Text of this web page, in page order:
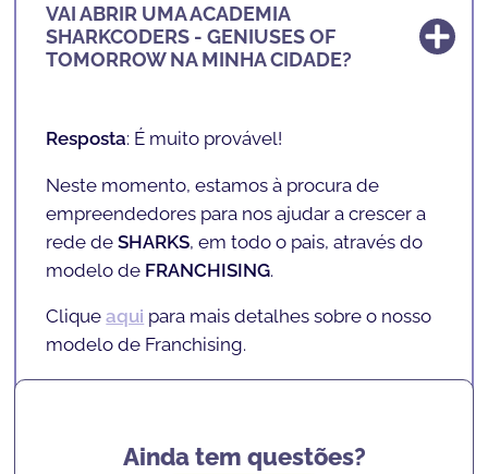
deixem de ser"consumidoras" e passarem a
ser"criadoras".
seguir a carreira de programação e
habilidades de lógica,resolução de
problemas,confiança,foco, entre outras
competências que lhes servirão para o resto
das suas vidas.
ONDE ESTAMOS LOCALIZADOS?
e tem abrangência de âmbito nacional, com
parceiros.
Cliqueaquipara mais detalhes sobre as
localizações atuais.
VAI ABRIR UMA ACADEMIA
SHARKCODERS - GENIUSES OF
TOMORROW NA MINHA CIDADE?
Resposta: É muito provável!
Neste momento, estamos à procura de
empreendedores para nos ajudar a crescer a
rede deSHARKS,em todo o pais, através do
modelo de FRANCHISING.
Cliqueaqui para mais detalhes sobre o nosso
modelo de Franchising.
Ainda tem questões?